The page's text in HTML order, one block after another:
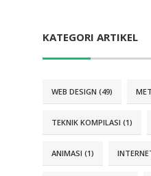
KATEGORI ARTIKEL
WEB DESIGN (49)
TEKNIK KOMPILASI (1)
ANIMASI (1)